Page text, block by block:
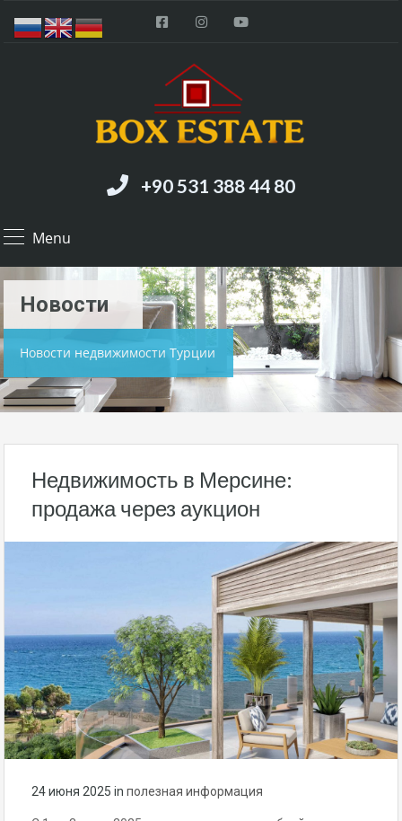
+90 531 388 44 80
Menu
Hовости
Новости недвижимости Турции
Недвижимость в Мерсине:
продажа через аукцион
24 июня 2025 in полезная информация